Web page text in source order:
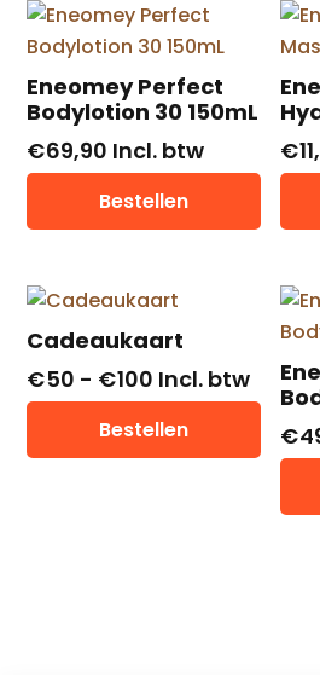
Eneomey Perfect
Bodylotion 30 150mL
€69,90 Incl. btw
Bestellen
€
Cadeaukaart
€50 - €100 Prijsklasse:
€ 50
tot
Incl. btw
Bestellen
Dit
heeft
€